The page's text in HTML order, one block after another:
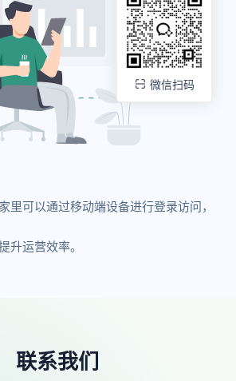
里可以通过移动端设备进行登录访问，
升运营效率。
微信扫码
联系我们